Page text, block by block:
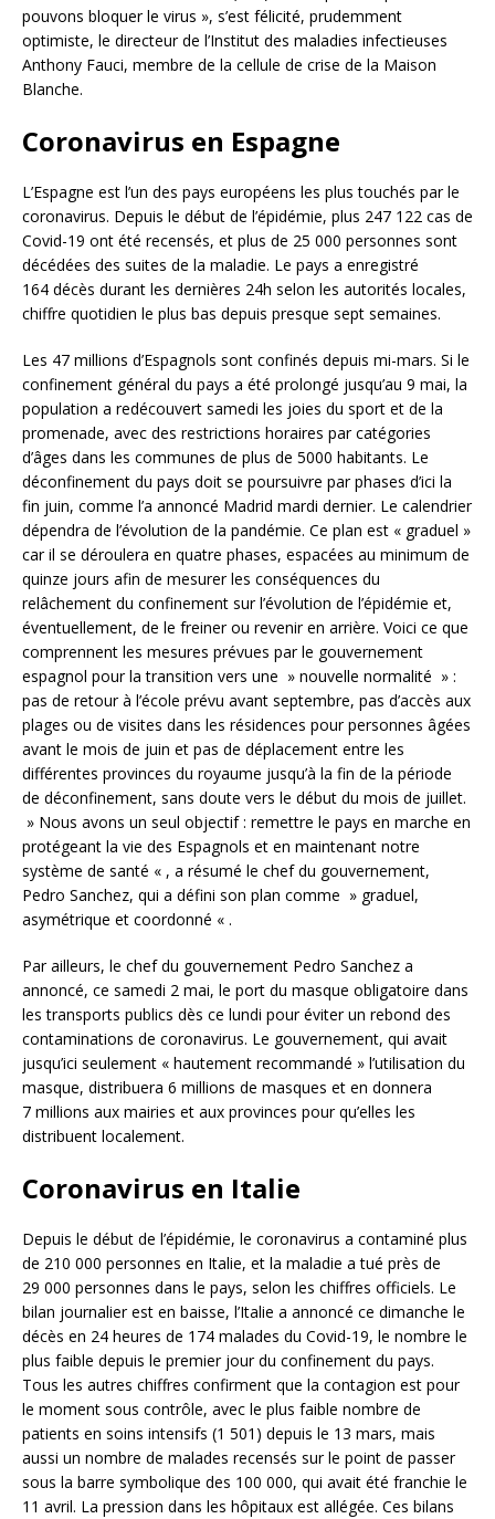
pouvons bloquer le virus », s’est félicité, prudemment
optimiste, le directeur de l’Institut des maladies infectieuses
Anthony Fauci, membre de la cellule de crise de la Maison
Blanche.
Coronavirus en Espagne
L’Espagne est l’un des pays européens les plus touchés par le
coronavirus. Depuis le début de l’épidémie, plus 247 122 cas de
Covid-19 ont été recensés, et plus de 25 000 personnes sont
décédées des suites de la maladie. Le pays a enregistré
164 décès durant les dernières 24h selon les autorités locales,
chiffre quotidien le plus bas depuis presque sept semaines.
Les 47 millions d’Espagnols sont confinés depuis mi-mars. Si le
confinement général du pays a été prolongé jusqu’au 9 mai, la
population a redécouvert samedi les joies du sport et de la
promenade, avec des restrictions horaires par catégories
d’âges dans les communes de plus de 5000 habitants. Le
déconfinement du pays doit se poursuivre par phases d’ici la
fin juin, comme l’a annoncé Madrid mardi dernier. Le calendrier
dépendra de l’évolution de la pandémie. Ce plan est « graduel »
car il se déroulera en quatre phases, espacées au minimum de
quinze jours afin de mesurer les conséquences du
relâchement du confinement sur l’évolution de l’épidémie et,
éventuellement, de le freiner ou revenir en arrière. Voici ce que
comprennent les mesures prévues par le gouvernement
espagnol pour la transition vers une » nouvelle normalité » :
pas de retour à l’école prévu avant septembre, pas d’accès aux
plages ou de visites dans les résidences pour personnes âgées
avant le mois de juin et pas de déplacement entre les
différentes provinces du royaume jusqu’à la fin de la période
de déconfinement, sans doute vers le début du mois de juillet.
» Nous avons un seul objectif : remettre le pays en marche en
protégeant la vie des Espagnols et en maintenant notre
système de santé « , a résumé le chef du gouvernement,
Pedro Sanchez, qui a défini son plan comme » graduel,
asymétrique et coordonné « .
Par ailleurs, le chef du gouvernement Pedro Sanchez a
annoncé, ce samedi 2 mai, le port du masque obligatoire dans
les transports publics dès ce lundi pour éviter un rebond des
contaminations de coronavirus. Le gouvernement, qui avait
jusqu’ici seulement « hautement recommandé » l’utilisation du
masque, distribuera 6 millions de masques et en donnera
7 millions aux mairies et aux provinces pour qu’elles les
distribuent localement.
Coronavirus en Italie
Depuis le début de l’épidémie, le coronavirus a contaminé plus
de 210 000 personnes en Italie, et la maladie a tué près de
29 000 personnes dans le pays, selon les chiffres officiels. Le
bilan journalier est en baisse, l’Italie a annoncé ce dimanche le
décès en 24 heures de 174 malades du Covid-19, le nombre le
plus faible depuis le premier jour du confinement du pays.
Tous les autres chiffres confirment que la contagion est pour
le moment sous contrôle, avec le plus faible nombre de
patients en soins intensifs (1 501) depuis le 13 mars, mais
aussi un nombre de malades recensés sur le point de passer
sous la barre symbolique des 100 000, qui avait été franchie le
11 avril. La pression dans les hôpitaux est allégée. Ces bilans